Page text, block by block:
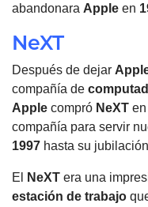
abandonara Apple en
NeXT
Después de dejar
compañía de
Apple compró NeXT en
compañía para servir
1997 hasta su
El NeXT era una
estación de trabajo